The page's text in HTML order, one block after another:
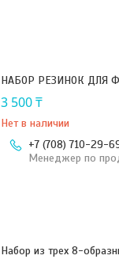
НАБОР РЕЗИНОК ДЛЯ
3 500 ₸
Нет в наличии
+7 (708) 710-29-
Менеджер по
Набор из трех 8-